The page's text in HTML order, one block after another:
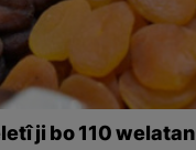
ji bo 110